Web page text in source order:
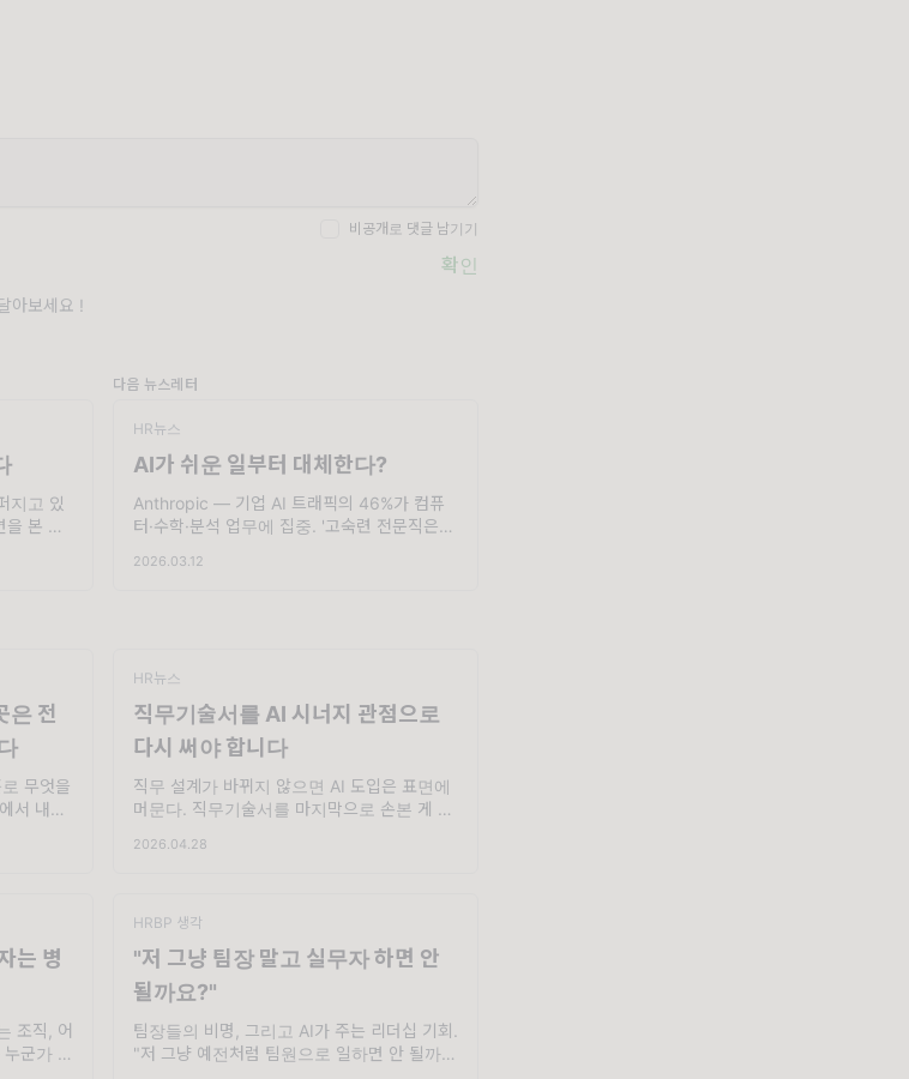
비공개로 댓글 남기기
확인
아보세요 !
지고 있
본 적
밝히는
다음 뉴스레터
HR뉴스
AI가 쉬운 일부터 대체한다?
Anthropic — 기업 AI 트래픽의 46%가 컴퓨
터·수학·분석 업무에 집중. '고숙련 전문직은 아
데이터 입력이나 단순 처리 업무부터 없앤다는
2026.03.12
은 전
무엇을
서 내려
있는 핵
HR뉴스
직무기술서를 AI 시너지 관점으로
다시 써야 합니다
직무 설계가 바뀌지 않으면 AI 도입은 표면에
머문다. 직무기술서를 마지막으로 손본 게 언
고 답합니다. 그런데 지금 그 직무기술서 안에
2026.04.28
는 병
조직, 어
군가 내
HRBP 생각
"저 그냥 팀장 말고 실무자 하면 안
될까요?"
팀장들의 비명, 그리고 AI가 주는 리더십 기회.
"저 그냥 예전처럼 팀원으로 일하면 안 될까